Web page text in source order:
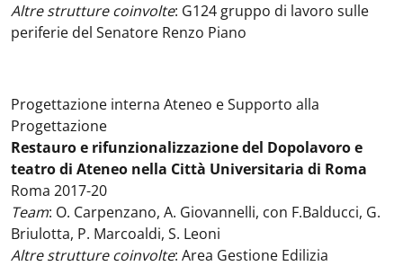
Altre strutture coinvolte: G124 gruppo di lavoro sulle
periferie del Senatore Renzo Piano
Progettazione interna Ateneo e Supporto alla
Progettazione
Restauro e rifunzionalizzazione del Dopolavoro e
teatro di Ateneo nella Città Universitaria di Roma
Roma 2017-20
Team: O. Carpenzano, A. Giovannelli, con F.Balducci, G.
Briulotta, P. Marcoaldi, S. Leoni
Altre strutture coinvolte: Area Gestione Edilizia